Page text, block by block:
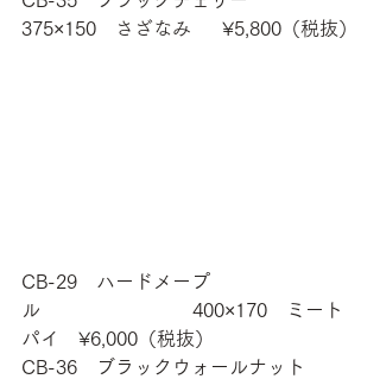
375×150　さざなみ 　 ¥5,800（税抜）
CB-29　ハードメープ
ル　　　　　　　　400×170　ミート
パイ　¥6,000（税抜）
CB-36　ブラックウォールナット